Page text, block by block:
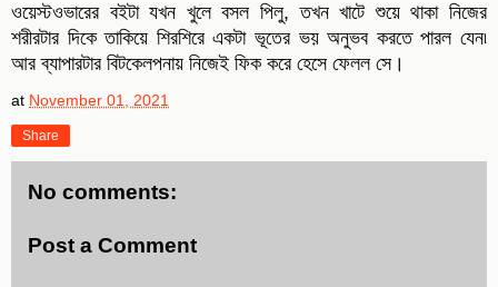
ওয়েস্টওভারের বইটা যখন খুলে বসল পিলু, তখন খাটে শুয়ে থাকা নিজের
শরীরটার দিকে তাকিয়ে শিরশিরে একটা ভূতের ভয় অনুভব করতে পারল যেন৷
আর ব্যাপারটার বিটকেলপনায় নিজেই ফিক করে হেসে ফেলল সে।
at November 01, 2021
Share
No comments:
Post a Comment